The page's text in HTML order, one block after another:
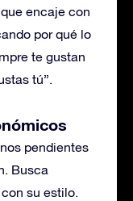
encaje con
por qué lo
te gustan
tú”.
pendientes
Busca
su estilo.